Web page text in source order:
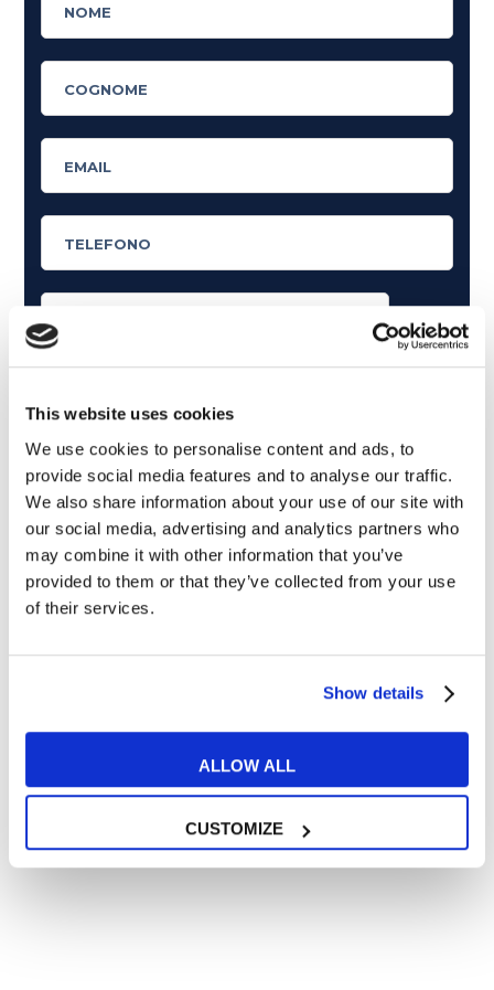
This website uses cookies
We use cookies to personalise content and ads, to
provide social media features and to analyse our traffic.
We also share information about your use of our site with
our social media, advertising and analytics partners who
may combine it with other information that you’ve
provided to them or that they’ve collected from your use
of their services.
Show details
ALLOW ALL
CUSTOMIZE
Articoli dedicati alla grammatica inglese
Articoli dedicati a inglese nel mondo del lavoro
Articoli con tips e new sulla lingua inglese
Articoli divertenti su film e musica
In quanto di età superiore ai 16 anni, dichiaro di acconsentire
al trattamento dei miei dati personali in conformità
all’informativa privacy.
Desidero ricevere comunicazioni commerciali e promozionali